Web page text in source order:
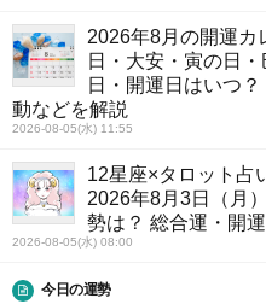
2026年8月の開運カ
日・大安・寅の日
日・開運日はいつ
動などを解説
2026-08-05(水) 11:55
12星座×タロット占
2026年8月3日（月
勢は？ 総合運・開
2026-08-05(水) 08:00
今日の運勢